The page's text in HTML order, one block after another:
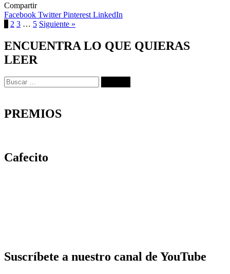
Compartir
Facebook TwitterPinterest LinkedIn
2 3 … 5 Siguiente »
ENCUENTRA LO QUE QUIERAS
LEER
Buscar:
PREMIOS
Cafecito
Suscríbete a nuestro canal de YouTube